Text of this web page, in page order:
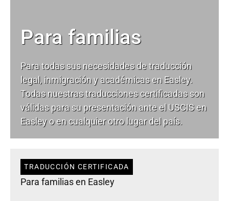
Para familias
Para todas sus necesidades detraducción
legal, inmigración y académicas en Easley.
Todas nuestras traducciones certificadas son
válidas para su presentación ante el USCIS en
Easley o en cualquier otro lugar del país.
TRADUCCIÓN CERTIFICADA
Para familias en Easley